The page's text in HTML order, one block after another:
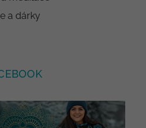
a dárky